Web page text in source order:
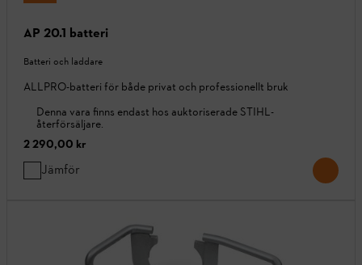
AP 20.1 batteri
Batteri och laddare
ALLPRO-batteri för både privat och professionellt bruk
Denna vara finns endast hos auktoriserade STIHL-
återförsäljare.
2 290,00 kr
Jämför